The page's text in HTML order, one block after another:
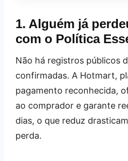
1. Alguém já
com o Política
Não há registros públicos
confirmadas. A Hotmart,
pagamento reconhecida,
ao comprador e garante
dias, o que reduz
perda.